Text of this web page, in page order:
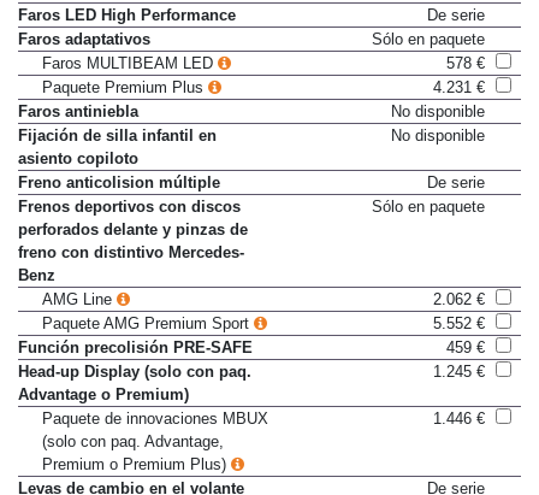
Dirección directa
De serie
Faros LED High Performance
De serie
Faros adaptativos
Sólo en paquete
Faros MULTIBEAM LED
578 €
Paquete Premium Plus
4.231 €
Faros antiniebla
No disponible
Fijación de silla infantil en
asiento copiloto
Freno anticolision múltiple
De serie
Frenos deportivos con discos
perforados delante y pinzas de
freno con distintivo Mercedes-
Benz
AMG Line
2.062 €
Paquete AMG Premium Sport
5.552 €
Función precolisión PRE-SAFE
459 €
Head-up Display (solo con paq.
Advantage o Premium)
Paquete de innovaciones MBUX
(solo con paq. Advantage,
Premium o Premium Plus)